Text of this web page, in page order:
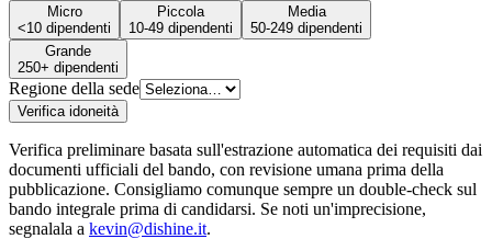
Micro
<10 dipendenti
Piccola
10-49 dipendenti
Media
50-249 dipendenti
Grande
250+ dipendenti
Regione della sede
Verifica idoneità
Verifica preliminare basata sull'estrazione automatica dei requisiti dai
documenti ufficiali del bando, con revisione umana prima della
pubblicazione. Consigliamo comunque sempre un double-check sul
bando integrale prima di candidarsi. Se noti un'imprecisione,
segnalala a kevin@dishine.it.